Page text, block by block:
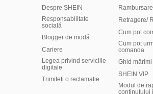
Despre SHEIN
Responsabilitate
socială
Blogger de modă
Cariere
Legea privind serviciile
digitale
Trimiteți o reclamație
Rambursare
Retragere/
Cum pot
Cum pot
comanda
Ghid mărimi
SHEIN VIP
Modul de
conținutului